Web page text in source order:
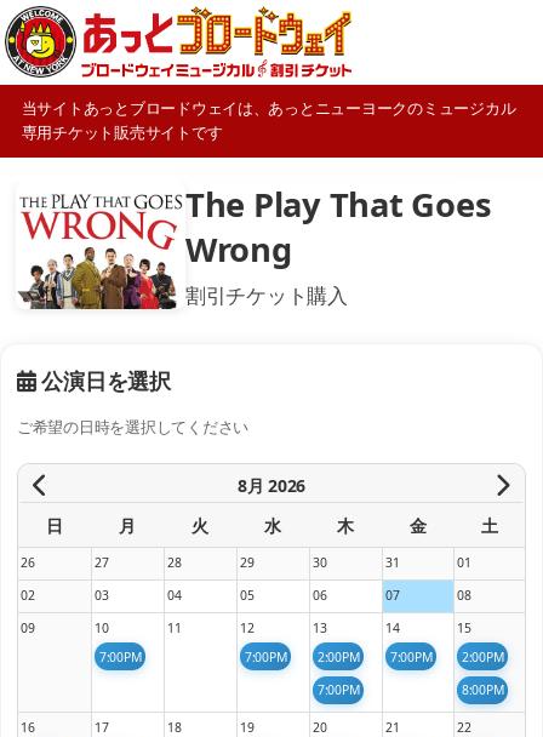
当サイトあっとブロードウェイは、あっとニューヨークのミュージカル
専用チケット販売サイトです
The Play That Goes
Wrong
割引チケット購入
公演日を選択
ご希望の日時を選択してください
8月 2026
日
月 火 水 木 金 土
26 27 28 29 30 31
01
02
03 04 05 06 07
08
09
10
7:00PM
11
12
7:00PM
13
2:00PM
7:00PM
14
7:00PM
15
2:00PM
8:00PM
16
17
18
19
20
21
22